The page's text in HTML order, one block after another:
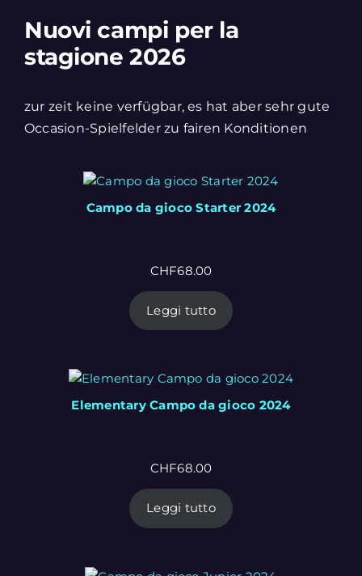
Nuovi campi per la
stagione 2026
zur zeit keine verfügbar, es hat aber sehr gute
Occasion-Spielfelder zu fairen Konditionen
Campo da gioco Starter 2024
CHF68.00
Leggi tutto
Elementary Campo da gioco 2024
CHF68.00
Leggi tutto